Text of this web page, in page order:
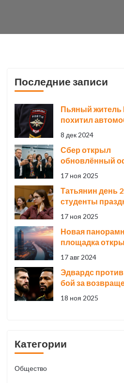
Последние записи
Пьяный житель
похитил
Колышлейском
детали
8 дек 2024
Сбер открыл
обновлённый
— часть
17 ноя 2025
Татьянин день
студенты
января, но
17 ноя 2025
Новая
площадка
жителей Санкт-
17 авг 2024
Эдвардс
бой за
титульную гонку
18 ноя 2025
Категории
Общество